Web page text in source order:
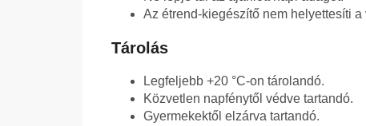
Az étrend-kiegészítő nem helyettesíti
Tárolás
Legfeljebb +20 °C-on tárolandó.
Közvetlen napfénytől védve tartandó.
Gyermekektől elzárva tartandó.